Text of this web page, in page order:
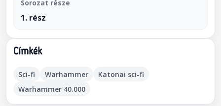
Sorozat része
1. rész
Címkék
Sci-fi Warhammer
Katonai sci-fi
Warhammer 40.000